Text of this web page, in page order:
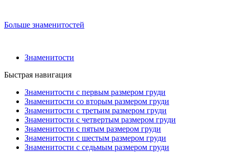
Больше знаменитостей
Знаменитости
Быстрая навигация
Знаменитости с первым размером груди
Знаменитости со вторым размером груди
Знаменитости с третьим размером груди
Знаменитости с четвертым размером груди
Знаменитости с пятым размером груди
Знаменитости с шестым размером груди
Знаменитости с седьмым размером груди